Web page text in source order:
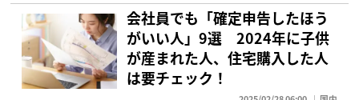
会社員でも「確定申告したほう
がいい人」9選 2024年に子供
が産まれた人、住宅購入した人
は要チェック！